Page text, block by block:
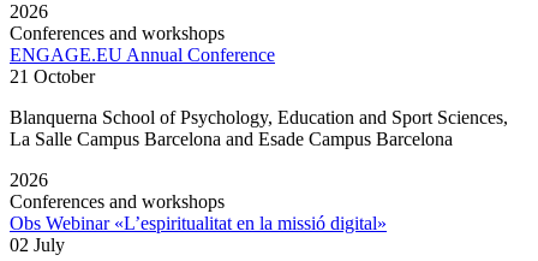
2026
Conferences and workshops
ENGAGE.EU Annual Conference
21 October
Blanquerna School of Psychology, Education and Sport Sciences,
La Salle Campus Barcelona and Esade Campus Barcelona
2026
Conferences and workshops
Obs Webinar «L’espiritualitat en la missió digital»
02 July